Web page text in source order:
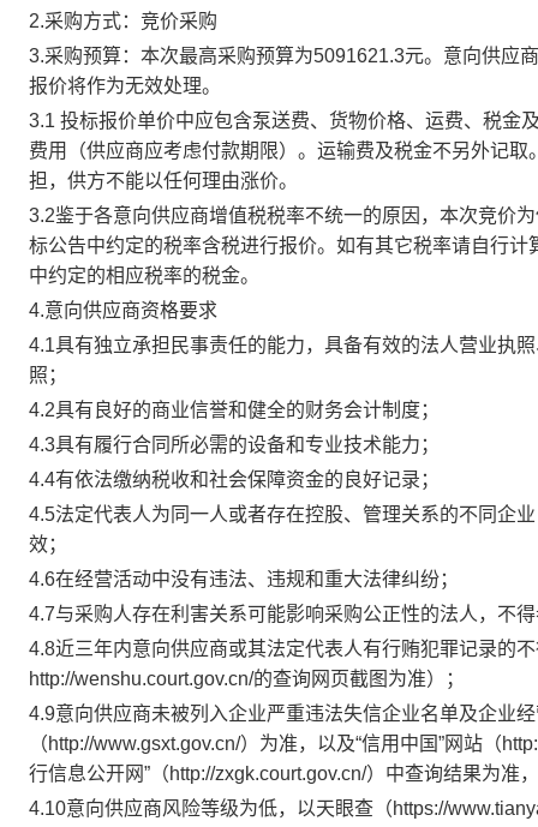
2.采购方式： 竞价采购
3.采购预算： 本次最高采购预算为5091621.3元。 意向供应
报价将作为无效处理。
3.1 投标报价单价中应包含泵送费、货物价格、运费、税金
费用（供应商应考虑付款期限）。运输费及税金不另外记
担，供方不能以任何理由涨价。
3.2鉴于各意向供应商增值税税率不统一的原因，本次竞价
标公告中约定的税率含税进行报价。如有其它税率请自行
中约定的相应税率的税金。
4.意向供应商资格要求
4.1具有独立承担民事责任的能力，具备有效的法人营业执
照；
4.2具有良好的商业信誉和健全的财务会计制度；
4.3具有履行合同所必需的设备和专业技术能力；
4.4有依法缴纳税收和社会保障资金的良好记录；
4.5法定代表人为同一人或者存在控股、管理关系的不同企
效；
4.6在经营活动中没有违法、违规和重大法律纠纷；
4.7与采购人存在利害关系可能影响采购公正性的法人，不
4.8近三年内意向供应商或其法定代表人有行贿犯罪记录的
http://wenshu.court.gov.cn/的查询网页截图为准）；
4.9意向供应商未被列入企业严重违法失信企业名单及企业
（http://www.gsxt.gov.cn/）为准，以及“信用中国”网站（
行信息公开网” （http://zxgk.court.gov.cn/） 中查询结果为准，
4.10意向供应商风险等级为低，以天眼查（https://